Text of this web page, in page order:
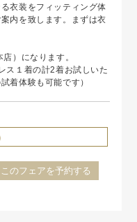
衣装をフィッティング体
内を致します。まずは衣
）になります。
ス１着の計2着お試しいた
着体験も可能です）
このフェアを予約する